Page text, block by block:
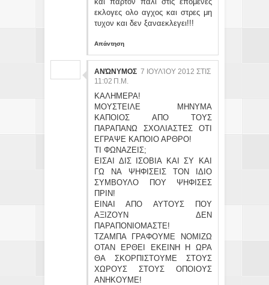
εκλογες ολο αγχος και στρες μη
τυχον και δεν ξαναεκλεγει!!!
Απάντηση
ΑΝΏΝΥΜΟΣ 7 ΙΟΥΛΊΟΥ 2012 ΣΤΙΣ
11:02 Π.Μ.
ΚΑΛΗΜΕΡΑ!
ΜΟΥΣΤΕΙΛΕ ΜΗΝΥΜΑ
ΚΑΠΟΙΟΣ ΑΠΟ ΤΟΥΣ
ΠΑΡΑΠΑΝΩ ΣΧΟΛΙΑΣΤΕΣ ΟΤΙ
ΕΓΡΑΨΕ ΚΑΠΟΙΟ ΑΡΘΡΟ!
ΤΙ ΦΩΝΑΖΕΙΣ;
ΕΙΣΑΙ ΔΙΣ ΙΣΟΒΙΑ ΚΑΙ ΣΥ ΚΑΙ
ΓΩ ΝΑ ΨΗΦΙΣΕΙΣ ΤΟΝ ΙΔΙΟ
ΣΥΜΒΟΥΛΟ ΠΟΥ ΨΗΦΙΣΕΣ
ΠΡΙΝ!
ΕΙΝΑΙ ΑΠΟ ΑΥΤΟΥΣ ΠΟΥ
ΑΞΙΖΟΥΝ ΔΕΝ
ΠΑΡΑΠΟΝΙΟΜΑΣΤΕ!
ΤΖΑΜΠΑ ΓΡΑΦΟΥΜΕ ΝΟΜΙΖΩ
ΟΤΑΝ ΕΡΘΕΙ ΕΚΕΙΝΗ Η ΩΡΑ
ΘΑ ΣΚΟΡΠΙΣΤΟΥΜΕ ΣΤΟΥΣ
ΧΩΡΟΥΣ ΣΤΟΥΣ ΟΠΟΙΟΥΣ
ΑΝΗΚΟΥΜΕ!